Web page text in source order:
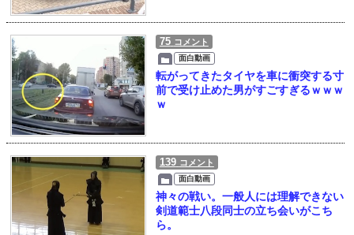
75 コメント
面白動画
転がってきたタイヤを車に衝突する寸
前で受け止めた男がすごすぎるｗｗｗ
ｗ
139 コメント
面白動画
神々の戦い。一般人には理解できない
剣道範士八段同士の立ち会いがこち
ら。